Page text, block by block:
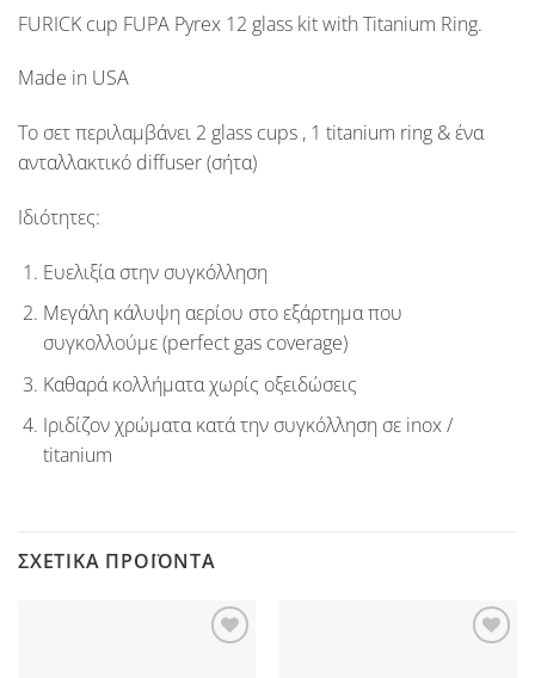
FURICK cup FUPA Pyrex 12 glass kitwith Titanium Ring.
Made in USA
Το σετ περιλαμβάνει 2 glass cups , 1 titanium ring & ένα
ανταλλακτικό diffuser (σήτα)
Ιδιότητες:
Ευελιξία στην συγκόλληση
Μεγάλη κάλυψη αερίου στο εξάρτημα που
συγκολλούμε (perfect gas coverage)
Καθαρά κολλήματα χωρίς οξειδώσεις
Ιριδίζον χρώματα κατά την συγκόλληση σε inox /
titanium
ΣΧΕΤΙΚΆ ΠΡΟΪΌΝΤΑ